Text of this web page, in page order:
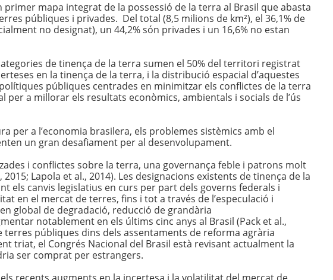
mapa integrat de la possessió de la terra al Brasil que abasta
públiques i privades. Del total (8,5 milions de km²), el 36,1% de
no designat), un 44,2% són privades i un 16,6% no estan
de tinença de la terra sumen el 50% del territori registrat
en la tinença de la terra, i la distribució espacial d’aquestes
públiques centrades en minimitzar els conflictes de la terra
a millorar els resultats econòmics, ambientals i socials de l’ús
per a l’economia brasilera, els problemes sistèmics amb el
un gran desafiament per al desenvolupament.
i conflictes sobre la terra, una governança feble i patrons molt
Lapola et al., 2014). Les designacions existents de tinença de la
els canvis legislatius en curs per part dels governs federals i
en el mercat de terres, fins i tot a través de l’especulació i
global de degradació, reducció de grandària
notablement en els últims cinc anys al Brasil (Pack et al.,
terres públiques dins dels assentaments de reforma agrària
triat, el Congrés Nacional del Brasil està revisant actualment la
ser comprat per estrangers.